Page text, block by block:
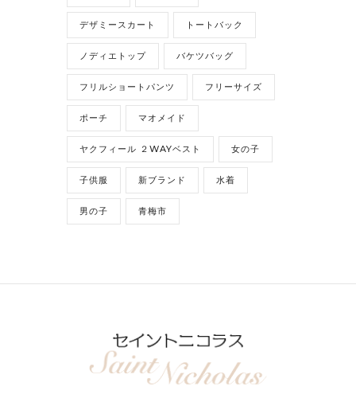
デザミースカート トートバック
ノディエトップ バケツバッグ
フリルショートパンツ フリーサイズ
ポーチ マオメイド
ヤクフィール ２WAYベスト 女の子
子供服 新ブランド 水着
男の子 青梅市